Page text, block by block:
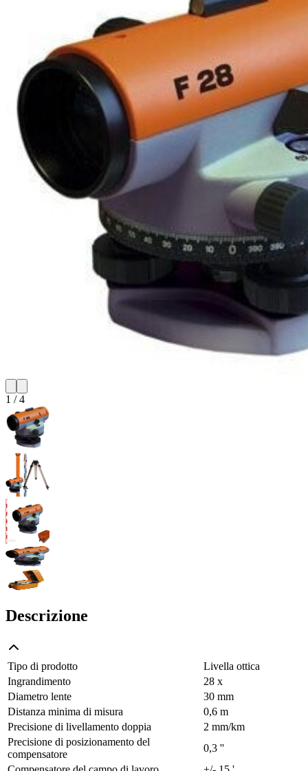
1 /4
Descrizione
Tipo di prodotto
Livella ottica
Ingrandimento
28 x
Diametro lente
30 mm
Distanza minima di misura
0,6 m
Precisione di livellamento doppia
2 mm/km
Precisione di posizionamento del
compensatore
0,3 ''